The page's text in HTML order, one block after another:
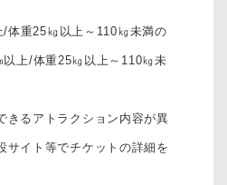
体重25㎏以上～110㎏未満の
上/体重25㎏以上～110㎏未
きるアトラクション内容が異
サイト等でチケットの詳細を